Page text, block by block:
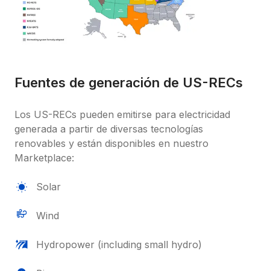
Fuentes de generación de US-RECs
Los US-RECs pueden emitirse para electricidad
generada a partir de diversas tecnologías
renovables y están disponibles en nuestro
Marketplace:
Solar
Wind
Hydropower (including small hydro)